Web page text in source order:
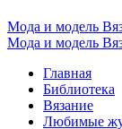
Мода и модель
Мода и модель
Главная
Библиотека
Вязание
Любимые